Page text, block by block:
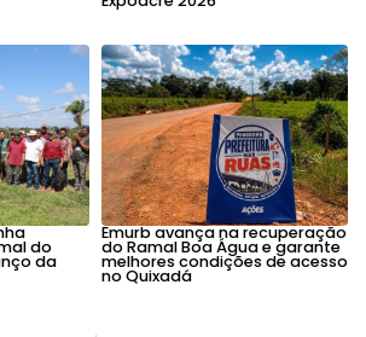
do
da
Emurb avança na recuperação
do Ramal Boa Água e garante
melhores condições de acesso
no Quixadá